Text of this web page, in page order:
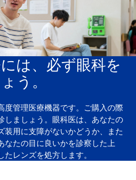
は、必ず眼科を
う。
度管理医療機器です。ご購入の際
しましょう。眼科医は、あなたの
装用に支障がないかどうか、また
なたの目に良いかを診察した上
レンズを処方します。